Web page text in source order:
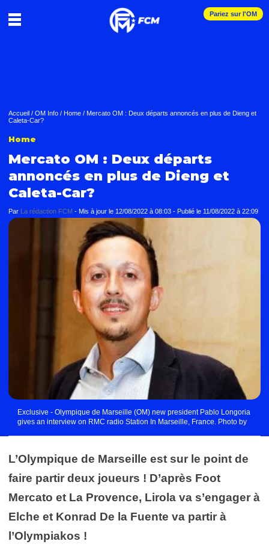
Pariez sur l'OM
Accueil / OM Info / Home / Mercato OM : Deux départs annoncés en plus de Dieng et
Caleta-Car?
Home
Mercato OM : Deux départs
annoncés en plus de Dieng et
Caleta-Car?
Par La rédaction FCM - Mis à jour le 12/08/2022 à 08:03 - Publié le 11/08/2022 à 22:09
Exclusive - Olympique de Marseille (OM) new president Pablo Longoria
gives an interview on RMC radio Station In Marseille, France. Photo by
L’Olympique de Marseille est sur le point de
faire partir deux joueurs ! D’après Foot
Mercato et La Provence, Lirola va s’engager à
Elche et Konrad De la Fuente va partir à
l’Olympiakos !